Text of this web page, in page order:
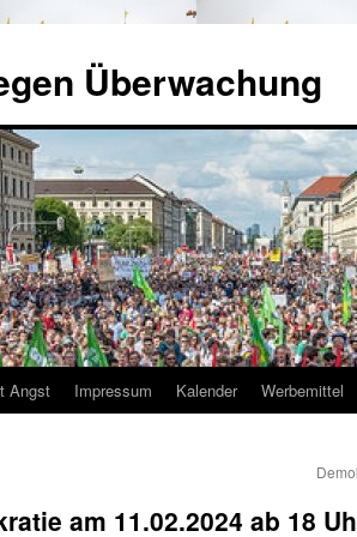
Überwachung
Angst Impressum Kalender Werbemittel
am 11.02.2024 ab 18